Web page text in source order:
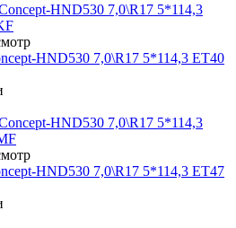
HND530 7,0\R17 5*114,3 ET40
HND530 7,0\R17 5*114,3 ET47